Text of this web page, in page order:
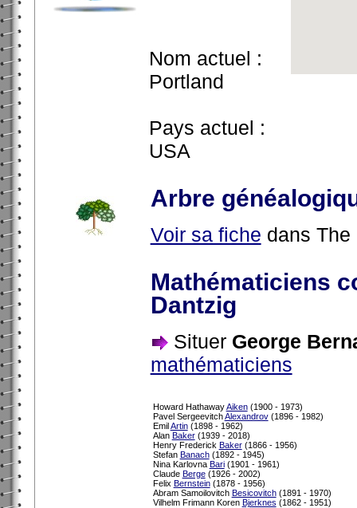
Nom actuel :
Portland
Pays actuel :
USA
Arbre
Voir sa fiche dans
Mathématiciens
Dantzig
Situer George
mathématiciens
Howard HathawayAiken(1900 - 1973)
Pavel SergeevitchAlexandrov(1896 - 1982)
EmilArtin(1898 - 1962)
Alan Baker(1939 - 2018)
Henry Frederick Baker(1866 - 1956)
Stefan Banach(1892 - 1945)
Nina Karlovna Bari(1901 - 1961)
Claude Berge(1926 - 2002)
Felix Bernstein(1878 - 1956)
Abram Samoilovitch Besicovitch(1891 - 1970)
Vilhelm Frimann Koren Bjerknes (1862 - 1951)